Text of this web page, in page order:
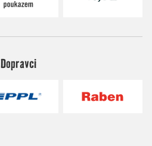
Dopravci